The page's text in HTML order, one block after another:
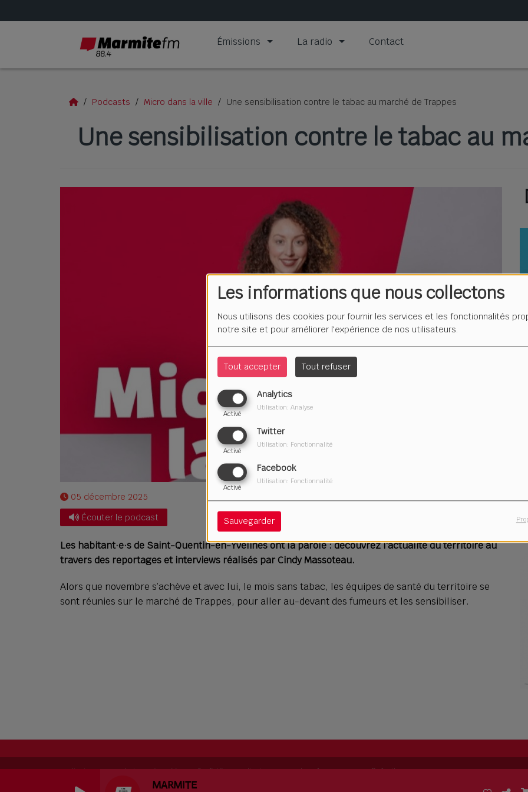
Les informations que nous collectons
Nous utilisons des cookies pour fournir les services et les fonctionnalités
notre site et pour améliorer l'expérience de nos utilisateurs.
Tout accepter Tout refuser
Analytics
Activé
Utilisation: Analyse
Twitter
Activé
Utilisation: Fonctionnalité
Facebook
Activé
Utilisation: Fonctionnalité
Sauvegarder
Émissions La radio Contact
MARMITE
Podcasts Micro dans la ville Une sensibilisation contre le tabac au marché de Trappes
Une sensibilisation contre le tabac au
05 décembre 2025
Écouter le podcast
Les habitant·e·s de Saint-Quentin-en-Yvelines ont la parole : découvrez l'actualité du territoire au
travers des reportages et interviews réalisés par Cindy Massoteau.
Alors que novembre s’achève et avec lui, le mois sans tabac, les équipes de santé du territoire se
sont réunies sur le marché de Trappes, pour aller au-devant des fumeurs et les sensibiliser.
RadioKing © 2026 | Site radio créé avecRadioKing. RadioKing permet decréer sa propre radiofacilement.